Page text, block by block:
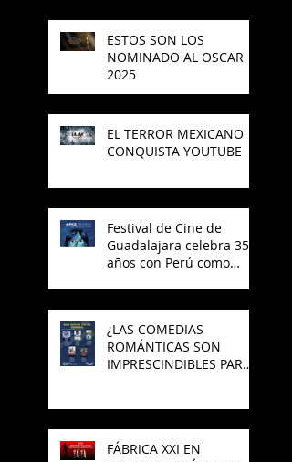
ESTOS SON LOS
NOMINADO AL OSCAR
2025
EL TERROR MEXICANO
CONQUISTA YOUTUBE
Festival de Cine de
Guadalajara celebra 35
años con Perú como
¿LAS COMEDIAS
ROMÁNTICAS SON
IMPRESCINDIBLES PARA
FÁBRICA XXI EN